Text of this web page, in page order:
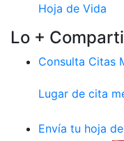
Hoja de Vida
Lo +
Consulta Citas
Lugar de cita
Envía tu hoja